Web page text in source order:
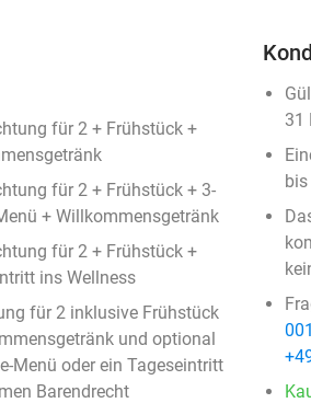
für 2 + Frühstück +
für 2 + Frühstück + 3-
+ Willkommensgetränk
für 2 + Frühstück +
ins Wellness
für 2 inklusive Frühstück
und optional
Menü oder ein Tageseintritt
Barendrecht
31